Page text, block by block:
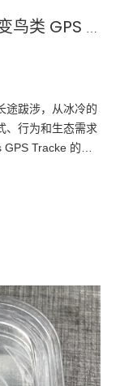
YIM 微型太阳能电池彻底改变鸟类 GPS 追踪器：迷你太阳能电池板有用吗？
途跋涉，从冰冷的
、行为和生态需求
Tracke 的所